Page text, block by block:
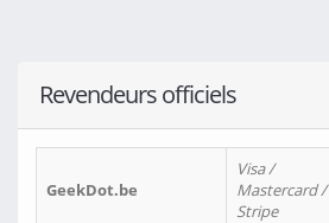
Revendeurs officiels
GeekDot.be
Visa /
Mastercard /
Stripe